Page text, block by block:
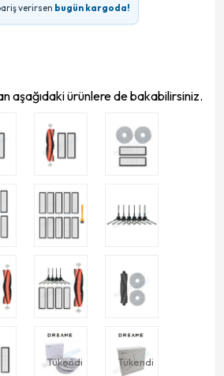
verirsen bugün kargoda!
aşağıdaki ürünlere de bakabilirsiniz.
Tükendi Tükendi